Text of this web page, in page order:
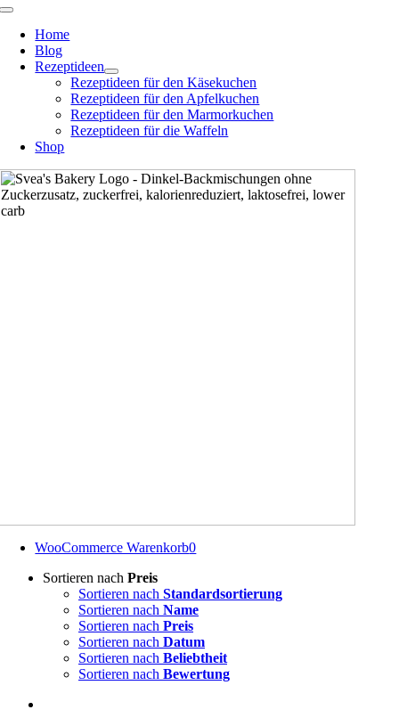
Zum
Inhalt
springen
Toggle
Navigation
Home
Blog
Rezeptideen
Rezeptideen für den Käsekuchen
Rezeptideen für den Apfelkuchen
Rezeptideen für den Marmorkuchen
Rezeptideen für die Waffeln
Shop
WooCommerce Warenkorb0
Sortieren nach Preis
Sortieren nach Standardsortierung
Sortieren nach Name
Sortieren nach Preis
Sortieren nach Datum
Sortieren nach Beliebtheit
Sortieren nach Bewertung